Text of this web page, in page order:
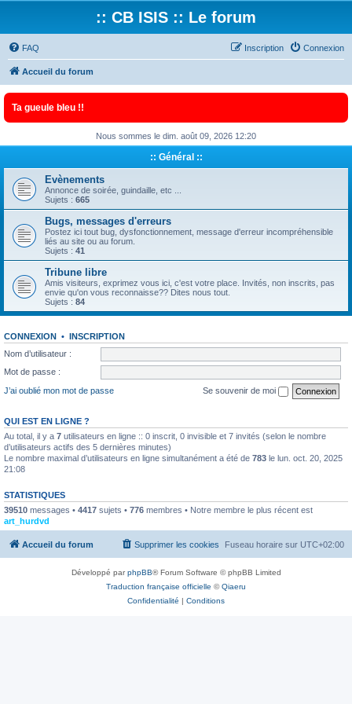
:: CB ISIS :: Le forum
FAQ Connexion
Inscription
Accueil du forum
Ta gueule bleu !!
Nous sommes le dim. août 09, 2026 12:20
:: Général ::
Evènements
Annonce de soirée, guindaille, etc ...
Sujets : 665
Bugs, messages d'erreurs
Postez ici tout bug, dysfonctionnement, message d'erreur incompréhensible
liés au site ou au forum.
Sujets : 41
Tribune libre
Amis visiteurs, exprimez vous ici, c'est votre place. Invités, non inscrits, pas
envie qu'on vous reconnaisse?? Dites nous tout.
Sujets : 84
CONNEXION • INSCRIPTION
Nom d’utilisateur :
Mot de passe :
J’ai oublié mon mot de passe
Se souvenir de moi
QUI EST EN LIGNE ?
Au total, il y a 7 utilisateurs en ligne :: 0 inscrit, 0 invisible et 7 invités (selon le nombre
d’utilisateurs actifs des 5 dernières minutes)
Le nombre maximal d’utilisateurs en ligne simultanément a été de 783 le lun. oct. 20, 2025
21:08
STATISTIQUES
39510 messages • 4417 sujets • 776 membres • Notre membre le plus récent est
art_hurdvd
Accueil du forum Fuseau horaire sur UTC+02:00
Supprimer les cookies
Développé parphpBB® Forum Software © phpBB Limited
Traduction française officielle ©Qiaeru
Confidentialité | Conditions